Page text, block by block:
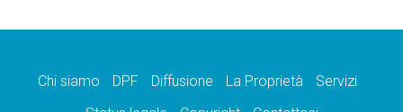
Chi siamo DPF Diffusione La Proprietà
Servizi